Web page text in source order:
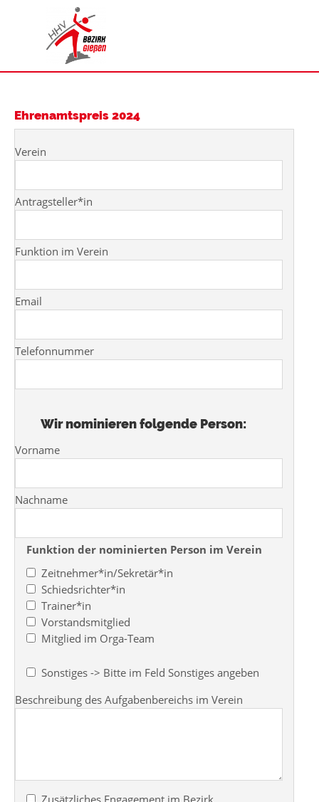
Ehrenamtspreis 2024
Verein
Antragsteller*in
Funktion im Verein
Email
Telefonnummer
Wir nominieren folgende Person:
Vorname
Nachname
Funktion der nominierten Person im Verein
Zeitnehmer*in/Sekretär*in
Schiedsrichter*in
Trainer*in
Vorstandsmitglied
Mitglied im Orga-Team
Sonstiges -> Bitte im Feld Sonstiges angeben
Beschreibung des Aufgabenbereichs im Verein